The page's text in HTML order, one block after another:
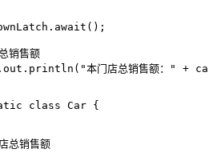
销售额
"本门店总销售额："
+
class Car {
总销售额